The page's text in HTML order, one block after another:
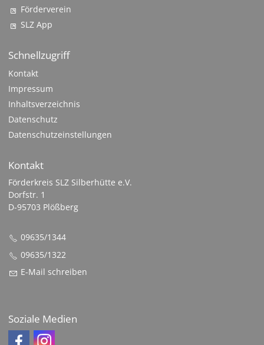
Förderverein
SLZ App
Schnellzugriff
Kontakt
Impressum
Inhaltsverzeichnis
Datenschutz
Datenschutzeinstellungen
Kontakt
Förderkreis SLZ Silberhütte e.V.
Dorfstr. 1
D-95703 Plößberg
09635/1344
09635/1322
E-Mail schreiben
Soziale Medien